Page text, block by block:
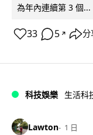
為年內連續第 3 個...
33 5 ↗ 分
科技娛樂 生活科
Lawton 1 日